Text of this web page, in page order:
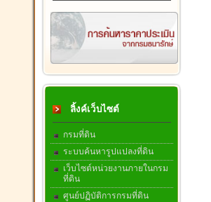
ลิ้งค์เว็บไซต์
กรมที่ดิน
ระบบค้นหารูปแปลงที่ดิน
เว็บไซต์หน่วยงานภายในกรม
ที่ดิน
ศูนย์ปฏิบัติการกรมที่ดิน